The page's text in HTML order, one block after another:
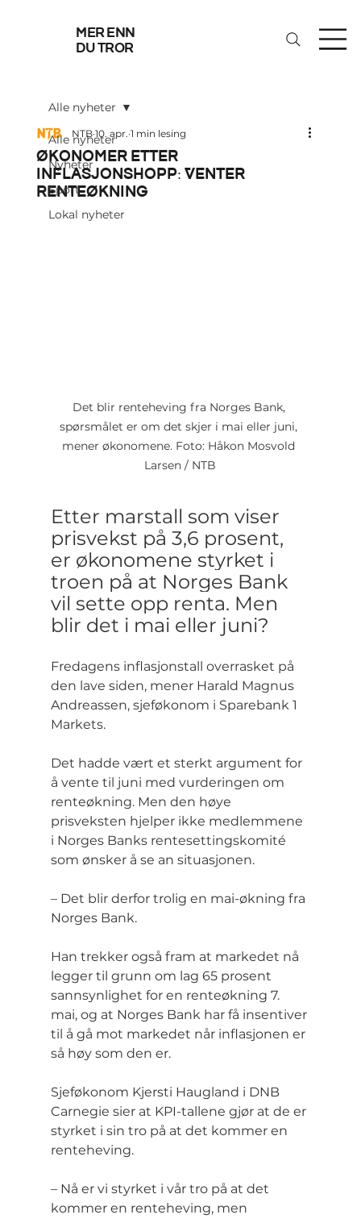
mer enn
du tror
Alle nyheter
Nyheter
Sport
Lokal nyheter
Alle nyheter
Økonomer etter
inflasjonshopp: Venter
renteøkning
NTB 10. apr. 1 min lesing
Det blir renteheving fra Norges Bank,
spørsmålet er om det skjer i mai eller juni,
mener økonomene. Foto: Håkon Mosvold
Larsen / NTB
Etter marstall som viser
prisvekst på 3,6 prosent,
er økonomene styrket i
troen på at Norges Bank
vil sette opp renta. Men
blir det i mai eller juni?
Fredagens inflasjonstall overrasket på
den lave siden, mener Harald Magnus
Andreassen, sjeføkonom i Sparebank 1
Markets.
Det hadde vært et sterkt argument for
å vente til juni med vurderingen om
renteøkning. Men den høye
prisveksten hjelper ikke medlemmene
i Norges Banks rentesettingskomité
som ønsker å se an situasjonen.
– Det blir derfor trolig en mai-økning fra
Norges Bank.
Han trekker også fram at markedet nå
legger til grunn om lag 65 prosent
sannsynlighet for en renteøkning 7.
mai, og at Norges Bank har få insentiver
til å gå mot markedet når inflasjonen er
så høy som den er.
Sjeføkonom Kjersti Haugland i DNB
Carnegie sier at KPI-tallene gjør at de er
styrket i sin tro på at det kommer en
renteheving.
– Nå er vi styrket i vår tro på at det
kommer en renteheving, men